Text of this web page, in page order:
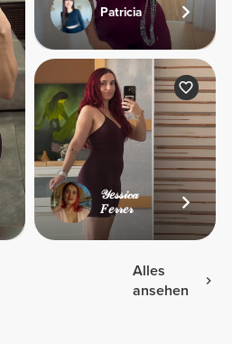
Patricia
𝒴𝑒𝓈𝓈𝒾𝒸𝒶
𝐹𝑒𝓇𝓇𝑒𝓇
Alles
ansehen